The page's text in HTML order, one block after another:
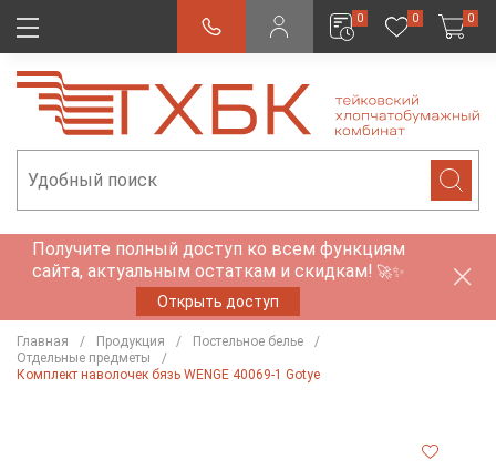
0 0 0
Получите полный доступ ко всем функциям
сайта, актуальным остаткам и скидкам! 🚀✨
Открыть доступ
Главная Продукция
Постельное белье
Отдельные предметы
Комплект наволочек бязь WENGE 40069-1 Gotye